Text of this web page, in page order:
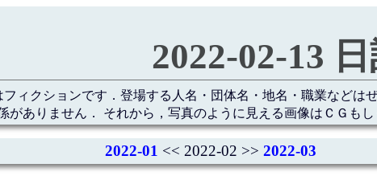
2022-02-13
フィクションです．登場する人名・団体名・地名・職業などは
がありません． それから，写真のように見える画像はＣＧもし
2022-01 << 2022-02 >> 2022-03